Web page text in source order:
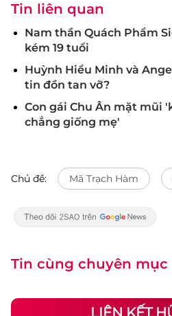
Tin liên quan
Nam thần Quách Phẩm
kém 19 tuổi
Huỳnh Hiểu Minh và
tin đồn tan vỡ?
Con gái Chu Ân mặt mũi
chẳng giống mẹ'
Chủ đề: Mã Trạch Hàm
Tin cùng chuyên mục
LIÊN KẾT